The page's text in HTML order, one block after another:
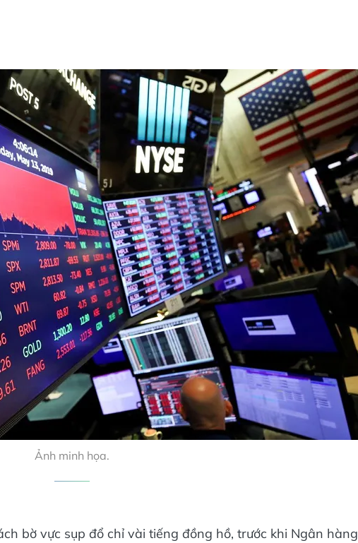
Ảnh minh họa.
bờ vực sụp đổ chỉ vài tiếng đồng hồ, trước khi Ngân hàng